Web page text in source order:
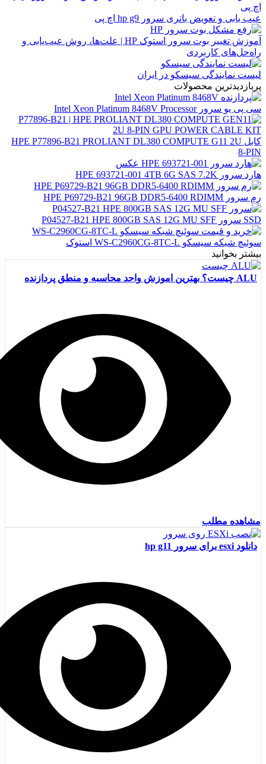
عیب یابی و تعویض باتری سرور hp g9 اچ پی
آموزش تغییر بوت سرور استوک HP | علت‌ها، روش عیب‌یابی و
راه‌حل‌های کاربردی
لیست نمایندگی سیسکو در ایران
پربازدیدترین محصولات
سی پی یو سرور Intel Xeon Platinum 8468V Processor
کابل HPE P77896-B21 PROLIANT DL380 COMPUTE G11 2U
8-PIN
هارد سرور HPE 693721-001 4TB 6G SAS 7.2K
رم سرور HPE P69729-B21 96GB DDR5-6400 RDIMM
SSD سرور P04527-B21 HPE 800GB SAS 12G MU SFF
سوئیچ شبکه سیسکو WS-C2960CG-8TC-L استوک
بیشتر بخوانید
ALU چیست؟ بهترین اموزش واحد محاسبه و منطق پردازنده
مشاهده مطلب
دانلود esxi برای سرور hp g11